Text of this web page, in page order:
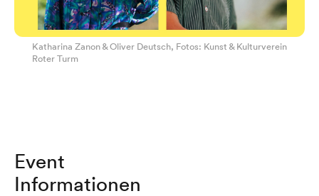
Katharina Zanon & Oliver Deutsch, Fotos: Kunst & Kulturverein
Roter Turm
Event
Informationen